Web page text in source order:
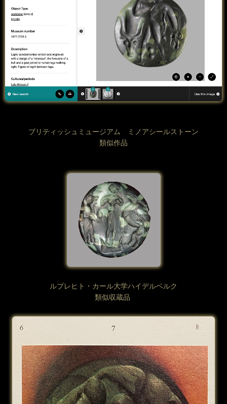
ブリティッシュミュージアム ミノアシールストーン
類似作品
ルプレヒト・カール大学ハイデルベルク
類似収蔵品